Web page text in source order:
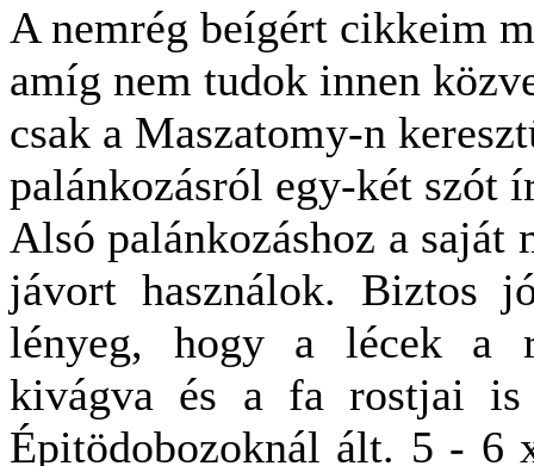
A nemrég beígért cikkeim
amíg nem tudok innen
csak a Maszatomy-n
palánkozásról egy-két szót
Alsó palánkozáshoz a
jávort használok.
lényeg, hogy a lécek a
kivágva és a fa rostjai is
Épitödobozoknál ált. 5 - 6